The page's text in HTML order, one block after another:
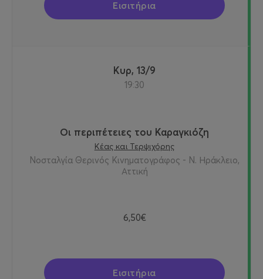
Εισιτήρια
Κυρ, 13/9
19:30
Οι περιπέτειες του Καραγκιόζη
Κέας και Τερψιχόρης
Νοσταλγία Θερινός Κινηματογράφος - Ν. Ηράκλειο,
Αττική
6,50€
Εισιτήρια